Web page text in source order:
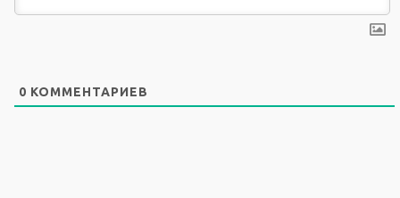
0 КОММЕНТАРИЕВ